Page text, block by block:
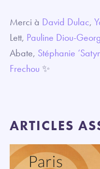
Merci à David Dulac,
Lett, Pauline Diou-
Abate, Stéphanie
Frechou ✨
ARTICLES